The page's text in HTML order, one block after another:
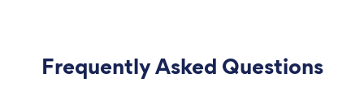
Frequently Asked Questions